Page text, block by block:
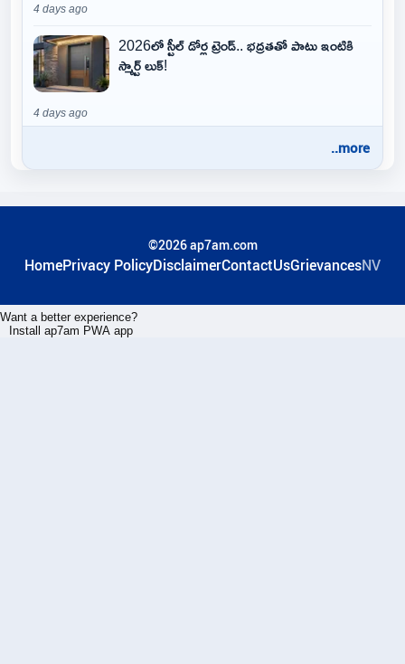
4 days ago
2026లో స్టీల్ డోర్ల ట్రెండ్.. భద్రతతో పాటు ఇంటికి
స్మార్ట్ లుక్!
4 days ago
..more
©2026 ap7am.com
HomePrivacy PolicyDisclaimerContactUsGrievancesNV
Want a better experience?
Install ap7am PWA app